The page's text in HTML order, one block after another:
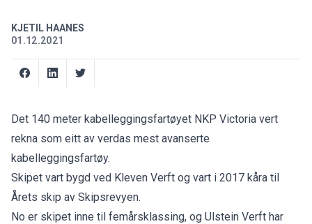
KJETIL HAANES
01.12.2021
Det 140 meter kabelleggingsfartøyet NKP Victoria vert
rekna som eitt av verdas mest avanserte
kabelleggingsfartøy.
Skipet vart bygd ved Kleven Verft og vart i 2017 kåra til
Årets skip av Skipsrevyen.
No er skipet inne til femårsklassing, og Ulstein Verft har